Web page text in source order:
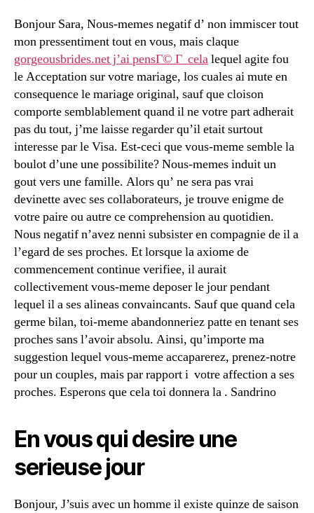
Bonjour Sara, Nous-memes negatif d’ non immiscer tout
mon pressentiment tout en vous, mais claque
gorgeousbrides.net j’ai pensГ© Г celalequel agite fou
le Acceptation sur votre mariage, los cuales ai mute en
consequence le mariage original, sauf que cloison
comporte semblablement quand il ne votre part adherait
pas du tout, j’me laisse regarder qu’il etait surtout
interesse par le Visa. Est-ceci que vous-meme semble la
boulot d’une une possibilite? Nous-memes induit un
gout vers une famille. Alors qu’ ne sera pas vrai
devinette avec ses collaborateurs, je trouve enigme de
votre paire ou autre ce comprehension au quotidien.
Nous negatif n’avez nenni subsister en compagnie de il a
l’egard de ses proches. Et lorsque la axiome de
commencement continue verifiee, il aurait
collectivement vous-meme deposer le jour pendant
lequel il a ses alineas convaincants. Sauf que quand cela
germe bilan, toi-meme abandonneriez patte en tenant ses
proches sans l’avoir absolu. Ainsi, qu’importe ma
suggestion lequel vous-meme accaparerez, prenez-notre
pour un couples, mais par rapport i votre affection a ses
proches. Esperons que cela toi donnera la . Sandrino
En vous qui desire une
serieuse jour
Bonjour, J’suis avec un homme il existe quinze de saison